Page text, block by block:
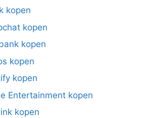
kopen
kopen
kopen
kopen
kopen
Entertainment kopen
kopen